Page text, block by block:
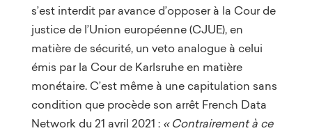
s’est interdit par avance d’opposer à la Cour de
justice de l’Union européenne (CJUE), en
matière de sécurité, un veto analogue à celui
émis par la Cour de Karlsruhe en matière
monétaire. C’est même à une capitulation sans
condition que procède son arrêt French Data
Network du 21 avril 2021 : « Contrairement à ce